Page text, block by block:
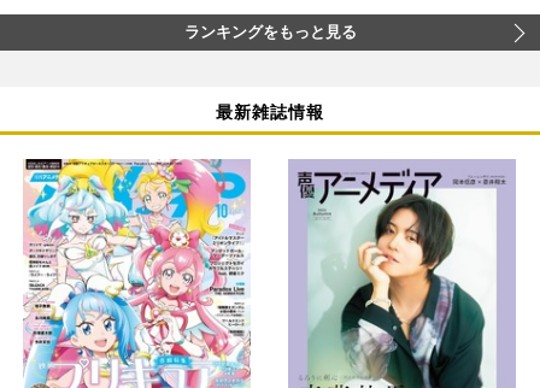
ランキングをもっと見る
最新雑誌情報